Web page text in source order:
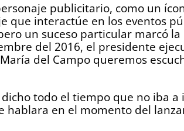
publicitario, como un
que interactúe en los eventos
un suceso particular marcó
del 2016, el presidente
del Campo queremos
todo el tiempo que no iba a
hablara en el momento del